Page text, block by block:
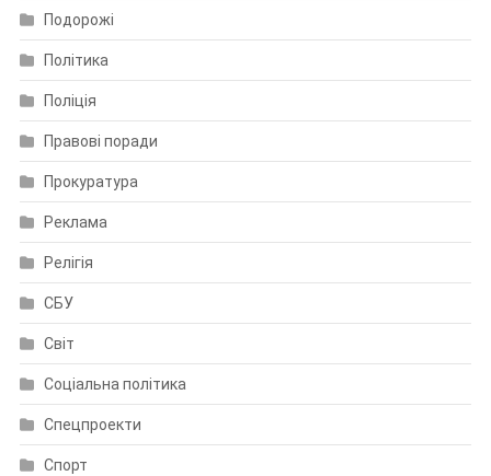
Подорожі
Політика
Поліція
Правові поради
Прокуратура
Реклама
Релігія
СБУ
Світ
Соціальна політика
Спецпроекти
Спорт